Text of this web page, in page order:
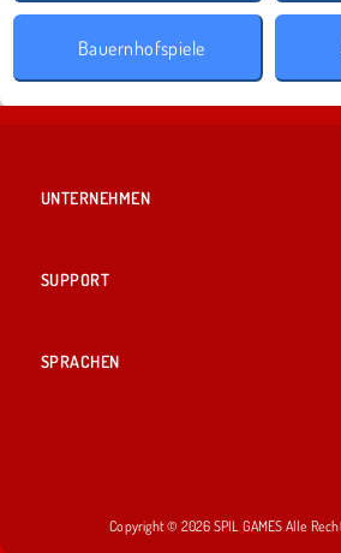
Bauernhofspiele
UNTERNEHMEN
SUPPORT
SPRACHEN
Copyright © 2026 SPIL GAMES Alle